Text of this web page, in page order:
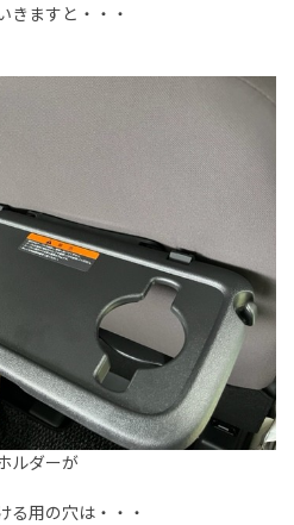
きますと・・・
ルダーが
る用の穴は・・・